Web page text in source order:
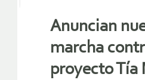
Anuncian
marcha
proyecto Tía